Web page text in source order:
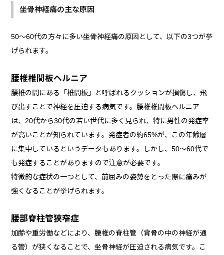
坐骨神経痛の主な原因
50～60代の方々に多い坐骨神経痛の原因として、以下の3つが挙
げられます。
腰椎椎間板ヘルニア
腰椎の間にある「椎間板」と呼ばれるクッションが損傷し、飛
び出すことで神経を圧迫する病気です。腰椎椎間板ヘルニア
は、20代から30代の若い世代に多く見られ、特に男性の発症率
が高いことが知られています。発症者の約65%が、この年齢層
に集中しているというデータもあります。しかし、50～60代で
も発症することがありますので注意が必要です。
特徴的な症状の一つとして、前屈みの姿勢をとった際に痛みが
強くなることが挙げられます。
腰部脊柱管狭窄症
加齢や重労働などにより、腰椎の脊柱管（背骨の中の神経が通
る管）が狭くなることで、坐骨神経が圧迫される病気です。こ